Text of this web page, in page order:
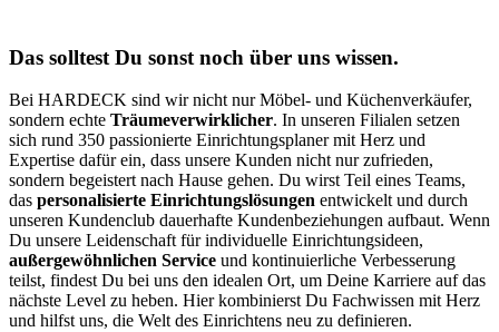
Das solltest Du sonst noch über uns wissen.
Bei HARDECK sind wir nicht nur Möbel- und Küchenverkäufer,
sondern echte Träumeverwirklicher. In unseren Filialen setzen
sich rund 350 passionierte Einrichtungsplaner mit Herz und
Expertise dafür ein, dass unsere Kunden nicht nur zufrieden,
sondern begeistert nach Hause gehen. Du wirst Teil eines Teams,
das personalisierte Einrichtungslösungen entwickelt und durch
unseren Kundenclub dauerhafte Kundenbeziehungen aufbaut. Wenn
Du unsere Leidenschaft für individuelle Einrichtungsideen,
außergewöhnlichen Service und kontinuierliche Verbesserung
teilst, findest Du bei uns den idealen Ort, um Deine Karriere auf das
nächste Level zu heben. Hier kombinierst Du Fachwissen mit Herz
und hilfst uns, die Welt des Einrichtens neu zu definieren.